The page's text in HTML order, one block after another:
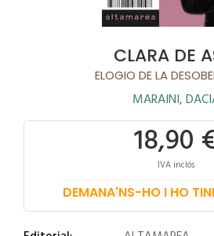
CLARA DE
ELOGIO DE LA
MARAINI,
18,90
IVA inclós
DEMANA'NS-HO I HO